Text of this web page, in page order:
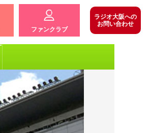
ファンクラブ
ラジオ大阪への
お問い合わせ